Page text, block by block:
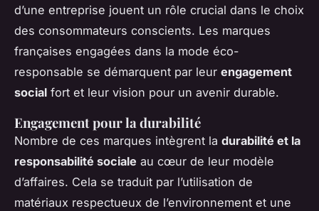
d’une entreprise jouent un rôle crucial dans le choix
des consommateurs conscients. Les marques
françaises engagées dans la mode éco-
responsable se démarquent par leur engagement
social fort et leur vision pour un avenir durable.
Engagement pour la durabilité
Nombre de ces marques intègrent la durabilité et la
responsabilité sociale au cœur de leur modèle
d’affaires. Cela se traduit par l’utilisation de
matériaux respectueux de l’environnement et une